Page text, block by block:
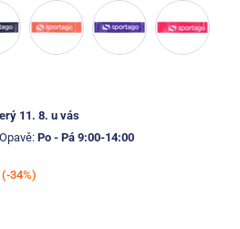
11. 8. u vás
Po - Pá 9:00-14:00
(-34%)